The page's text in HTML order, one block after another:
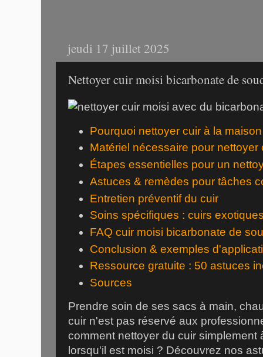
jeudi 17 juillet 2025
Nettoyer cuir moisi bicarbonate de
Pourquoi nettoyer cuir à la
Matériel nécessaire pour nettoyer
Étapes essentielles pour un
Astuces & remèdes pour tâches
Entretien préventif du cuir
Soins spécifiques : cuirs
FAQ cuir moisi bicarbonate de
Conclusion & exemples
Ressource gratuite : 50 astuces
Sources
Prendre soin de ses sacs à main,
cuir n'est pas réservé aux
comment nettoyer du cuir simplement
lorsqu'il est moisi ? Découvrez nos